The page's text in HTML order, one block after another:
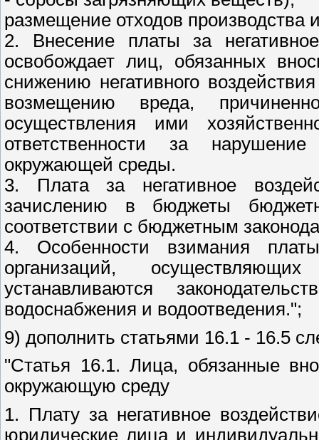
размещение отходов производства
2. Внесение платы за
освобождает лиц, обязанных
снижению негативного
возмещению вреда,
осуществления ими
ответственности за
окружающей среды.
3. Плата за негативное
зачислению в бюджеты
соответствии с бюджетным
4. Особенности взимания
организаций,
устанавливаются
водоснабжения и водоотведения.";
9) дополнить статьями 16.1 - 16.5
"Статья 16.1. Лица, обязанные
окружающую среду
1. Плату за негативное
юридические лица и